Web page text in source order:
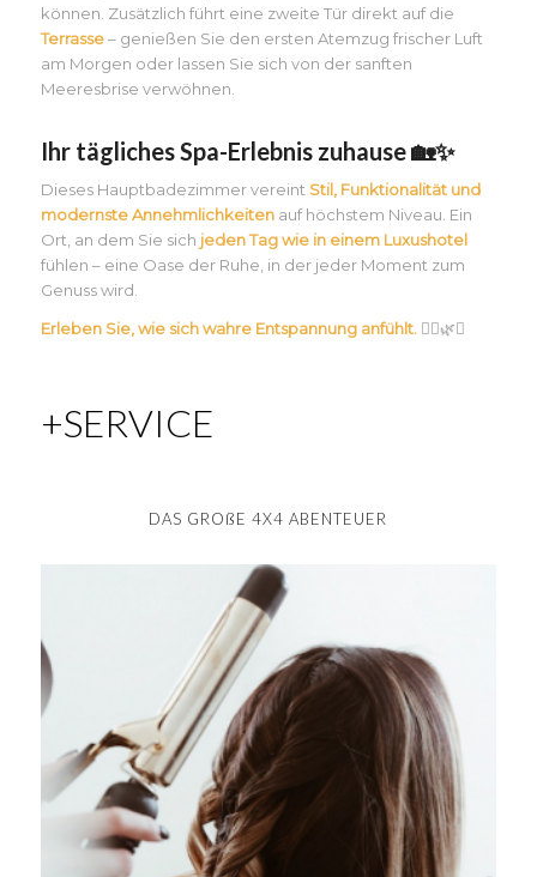
können. Zusätzlich führt eine zweite Tür direkt auf die
Terrasse– genießen Sie den ersten Atemzug frischer Luft
am Morgen oder lassen Sie sich von der sanften
Meeresbrise verwöhnen.
Ihr tägliches Spa-Erlebnis zuhause 🏡✨
Dieses Hauptbadezimmer vereint Stil, Funktionalität und
modernste Annehmlichkeitenauf höchstem Niveau. Ein
Ort, an dem Sie sich jeden Tag wie in einem Luxushotel
fühlen – eine Oase der Ruhe, in der jeder Moment zum
Genuss wird.
Erleben Sie, wie sich wahre Entspannung anfühlt.💆‍♀️🌿✨
+SERVICE
DAS GROßE 4X4 ABENTEUER